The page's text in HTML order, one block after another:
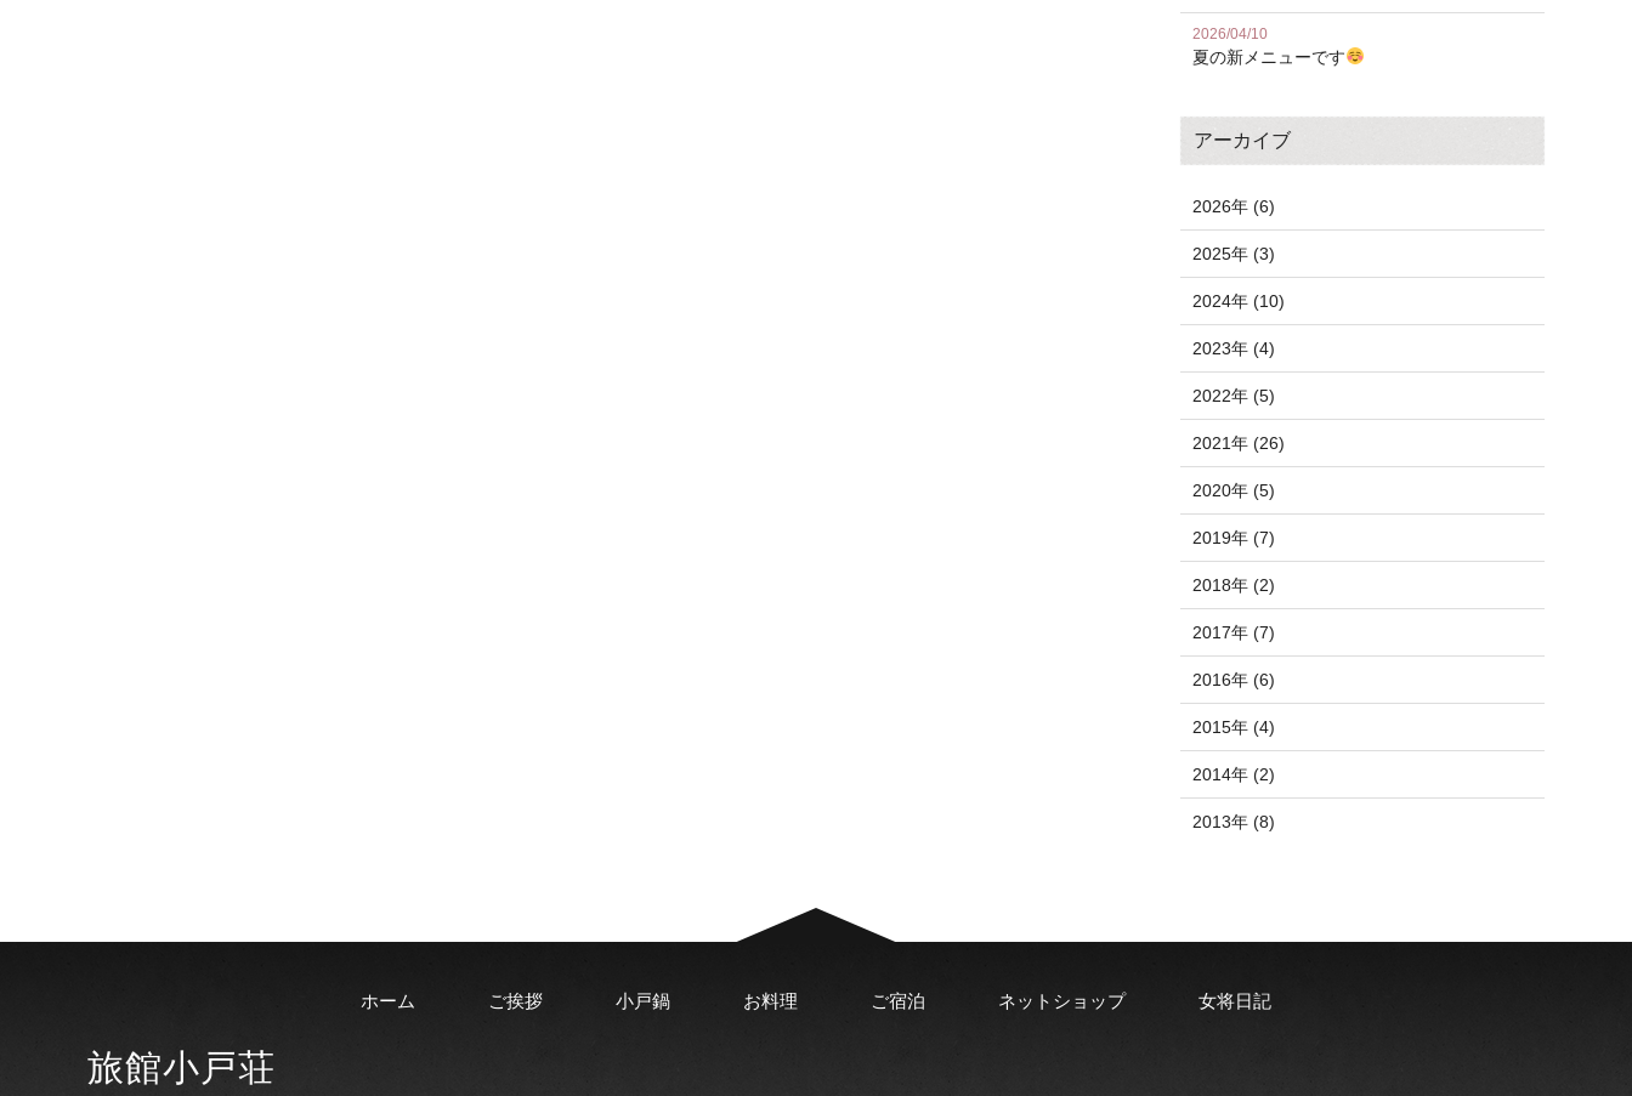
2026/04/10
夏の新メニューです
アーカイブ
2026年 (6)
2025年 (3)
2024年 (10)
2023年 (4)
2022年 (5)
2021年 (26)
2020年 (5)
2019年 (7)
2018年 (2)
2017年 (7)
2016年 (6)
2015年 (4)
2014年 (2)
2013年 (8)
ホーム ご挨拶 小戸鍋 お料理 ご宿泊 ネットショップ 女将日記
旅館小戸荘